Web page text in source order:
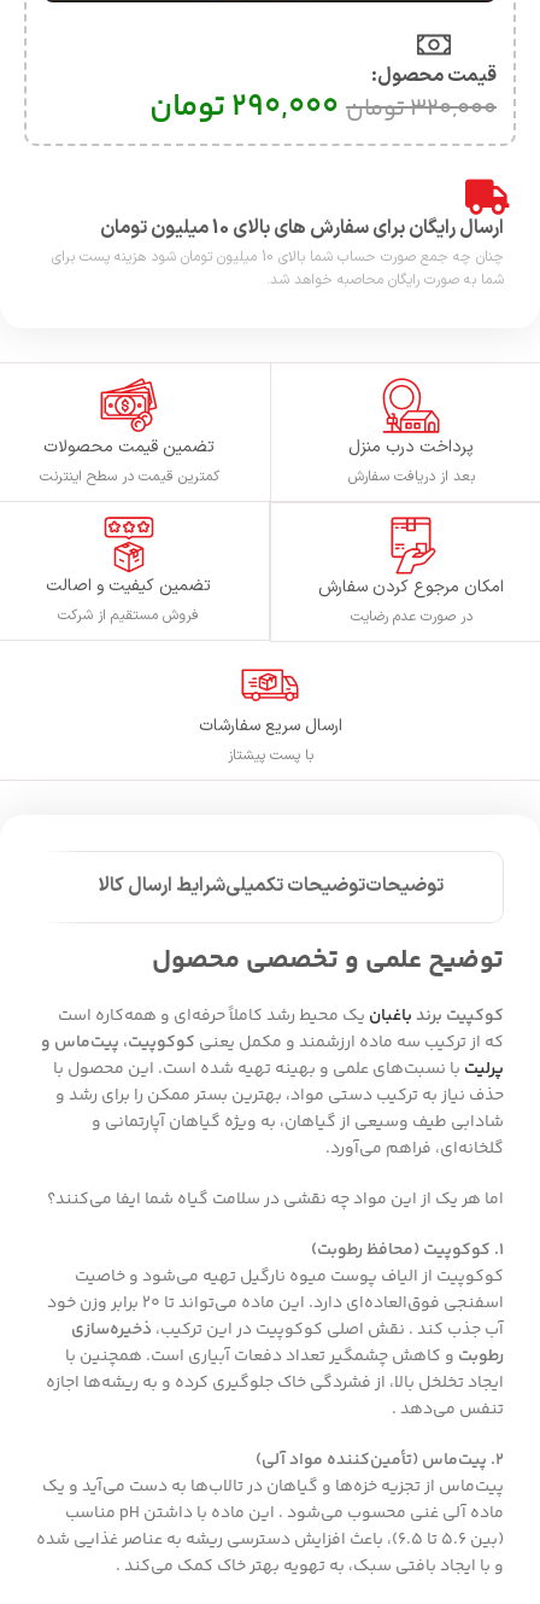
قیمت محصول:​
320,000تومان 290,000تومان
ارسال رایگان برای سفارش های بالای 10 میلیون تومان
چنان چه جمع صورت حساب شما بالای 10 میلیون تومان شود هزینه پست برای
شما به صورت رایگان محاصبه خواهد شد.
پرداخت درب منزل
بعد از دریافت سفارش
تضمین قیمت محصولات
کمترین قیمت در سطح اینترنت
امکان مرجوع کردن سفارش
در صورت عدم رضایت
تضمین کیفیت و اصالت
فروش مستقیم از شرکت
ارسال سریع سفارشات
با پست پیشتاز
توضیحاتتوضیحات تکمیلیشرایط ارسال کالا
توضیح علمی و تخصصی محصول
کوکپیت برندباغبان یک محیط رشد کاملاً حرفه‌ای و همه‌کاره است
که از ترکیب سه ماده ارزشمند و مکمل یعنی کوکوپیت، پیت‌ماس و
پرلیت با نسبت‌های علمی و بهینه تهیه شده است. این محصول با
حذف نیاز به ترکیب دستی مواد، بهترین بستر ممکن را برای رشد و
شادابی طیف وسیعی از گیاهان، به ویژه گیاهان آپارتمانی و
گلخانه‌ای، فراهم می‌آورد.
اما هر یک از این مواد چه نقشی در سلامت گیاه شما ایفا می‌کنند؟
۱. کوکوپیت (محافظ رطوبت)
کوکوپیت از الیاف پوست میوه نارگیل تهیه می‌شود و خاصیت
اسفنجی فوق‌العاده‌ای دارد. این ماده می‌تواند تا ۲۰ برابر وزن خود
آب جذب کند . نقش اصلی کوکوپیت در این ترکیب، ذخیره‌سازی
رطوبت و کاهش چشمگیر تعداد دفعات آبیاری است. همچنین با
ایجاد تخلخل بالا، از فشردگی خاک جلوگیری کرده و به ریشه‌ها اجازه
تنفس می‌دهد .
۲. پیت‌ماس (تأمین‌کننده مواد آلی)
پیت‌ماس از تجزیه خزه‌ها و گیاهان در تالاب‌ها به دست می‌آید و یک
ماده آلی غنی محسوب می‌شود . این ماده با داشتن pH مناسب
(بین ۵.۶ تا ۶.۵)، باعث افزایش دسترسی ریشه به عناصر غذایی شده
و با ایجاد بافتی سبک، به تهویه بهتر خاک کمک می‌کند .